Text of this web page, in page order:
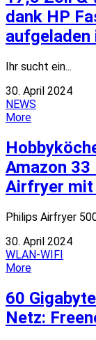
dank HP
aufgeladen
Ihr sucht ein...
30. April 2024
NEWS
More
Amazon
Airfryer mit
Philips Airfryer
30. April 2024
WLAN-WIFI
More
60
Netz: